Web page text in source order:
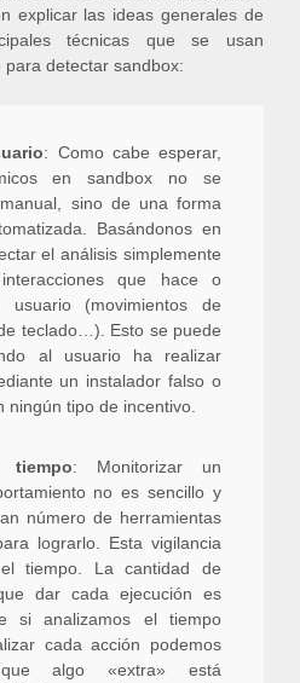
explicar las ideas generales de
técnicas que se usan
detectar sandbox:
: Como cabe esperar,
en sandbox no se
sino de una forma
Basándonos en
el análisis simplemente
que hace o
(movimientos de
teclado…). Esto se puede
al usuario ha realizar
un instalador falso o
ningún tipo de incentivo.
tiempo: Monitorizar un
no es sencillo y
número de herramientas
lograrlo. Esta vigilancia
tiempo. La cantidad de
dar cada ejecución es
si analizamos el tiempo
cada acción podemos
algo «extra» está